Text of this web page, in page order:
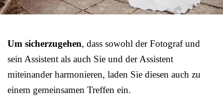
Um sicherzugehen, dass sowohl der Fotograf und
sein Assistent als auch Sie und der Assistent
miteinander harmonieren, laden Sie diesen auch zu
einem gemeinsamen Treffen ein.